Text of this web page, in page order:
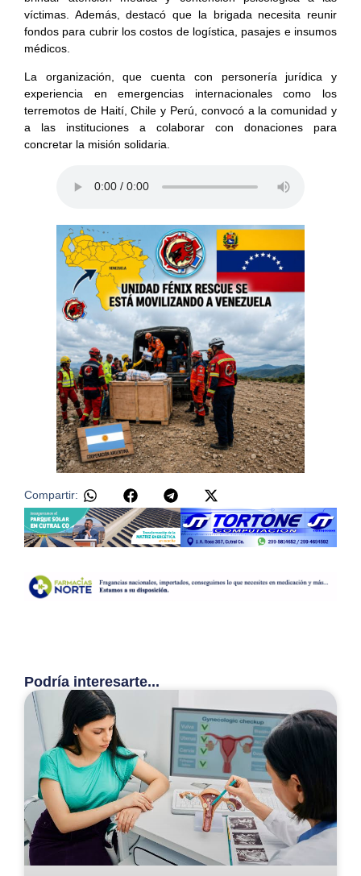
víctimas. Además, destacó que la brigada necesita reunir
fondos para cubrir los costos de logística, pasajes e insumos
médicos.
La organización, que cuenta con personería jurídica y
experiencia en emergencias internacionales como los
terremotos de Haití, Chile y Perú, convocó a la comunidad y
a las instituciones a colaborar con donaciones para
concretar la misión solidaria.
Compartir:
Podría interesarte...